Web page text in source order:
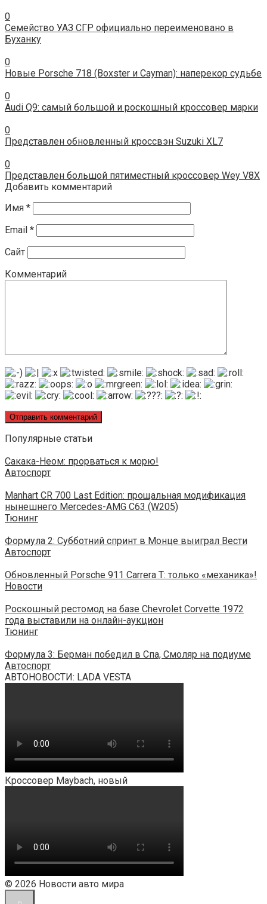
0
Семейство УАЗ СГР официально переименовано в
Буханку
0
Новые Porsche 718 (Boxster и Cayman): наперекор судьбе
0
Audi Q9: самый большой и роскошный кроссовер марки
0
Представлен обновленный кроссвэн Suzuki XL7
0
Представлен большой пятиместный кроссовер Wey V8X
Добавить комментарий
Имя *
Email *
Сайт
Комментарий
Популярные статьи
Сакака-Неом: прорваться к морю!
Автоспорт
Manhart CR 700 Last Edition: прощальная модификация
нынешнего Mercedes-AMG C63 (W205)
Тюнинг
Формула 2: Субботний спринт в Монце выиграл Вести
Автоспорт
Обновленный Porsche 911 Carrera T: только «механика»!
Новости
Роскошный рестомод на базе Chevrolet Corvette 1972
года выставили на онлайн-аукцион
Тюнинг
Формула 3: Берман победил в Спа, Смоляр на подиуме
Автоспорт
АВТОНОВОСТИ: LADA VESTA
Кроссовер Maybach, новый
© 2026 Новости авто мира